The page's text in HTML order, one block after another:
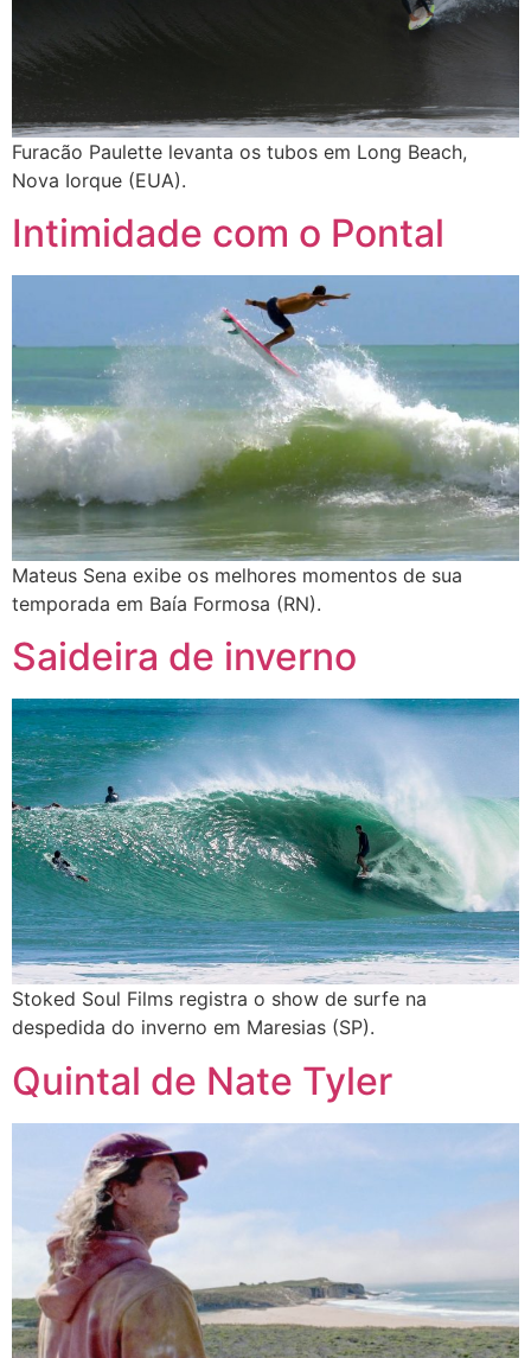
Furacão Paulette levanta os tubos em Long Beach,
Nova Iorque (EUA).
Intimidade com o Pontal
Mateus Sena exibe os melhores momentos de sua
temporada em Baía Formosa (RN).
Saideira de inverno
Stoked Soul Films registra o show de surfe na
despedida do inverno em Maresias (SP).
Quintal de Nate Tyler